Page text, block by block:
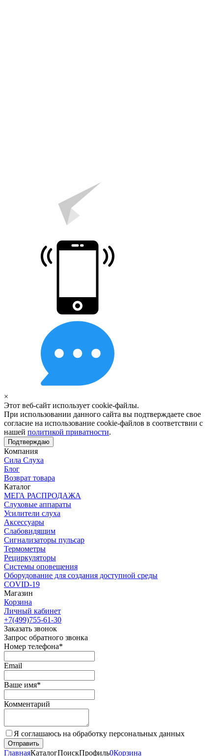
×
Этот веб-сайт использует cookie-файлы.
При использовании данного сайта вы подтверждаете свое
согласие на использование cookie-файлов в соответствии с
нашей политикой приватности.
Подтверждаю
Компания
Сила Слуха
Блог
Возврат товара
Каталог
МЕГА РАСПРОДАЖА
Слуховые аппараты
Усилители слуха
Аксессуары
Слабовидящим
Сигнализаторы пульсар
Термометры
Рециркуляторы
Cистемы оповещения
Оборудование для создания доступной среды
COVID-19
Магазин
Корзина
Личный кабинет
+7(499)755-61-30
Заказать звонок
Запрос обратного звонка
Номер телефона*
Email
Ваше имя*
Комментарий
Я соглашаюсь на обработку персональных данных
ГлавнаяКаталогПоискПрофиль0Корзина